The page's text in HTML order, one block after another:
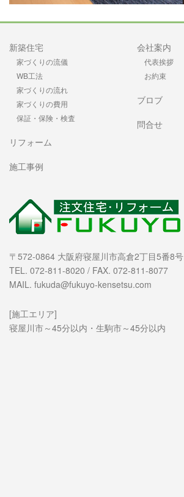
新築住宅
家づくりの流儀
WB工法
家づくりの流れ
家づくりの費用
保証・保険・検査
リフォーム
施工事例
会社案内
代表挨拶
お約束
ブロブ
問合せ
〒572-0864 大阪府寝屋川市高倉2丁目5番8号
TEL. 072-811-8020 / FAX. 072-811-8077
MAIL. fukuda@fukuyo-kensetsu.com
[施工エリア]
寝屋川市～45分以内・生駒市～45分以内